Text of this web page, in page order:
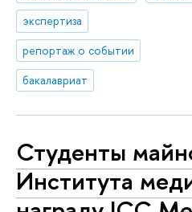
экспертиза
репортаж о событии
бакалавриат
Студенты
Института